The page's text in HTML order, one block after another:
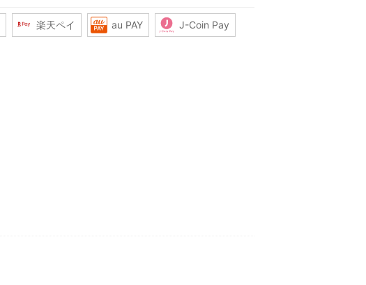
楽天ペイ au PAY J-Coin Pay